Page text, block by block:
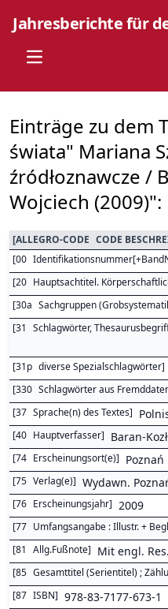
Jahresberichte für
Open main menu
Einträge zu dem
świata" Mariana
źródłoznawcze /
Wojciech (2009)":
[ALLEGRO-CODE CODE
[00
[20 Hauptsachtitel.
[30a Sachgruppen
[31 Schlagwörter,
[31p diverse Spezialschlagwörter]
[330 Schlagwörter aus
[37 Sprache(n) des Textes]
[40 Hauptverfasser] Baran-
[74 Erscheinungsort(e)] Poznań
[75 Verlag(e)] Wydawn.
[76 Erscheinungsjahr] 2009
[77 Umfangsangabe : Illustr. +
[81 Allg.Fußnote] Mit engl.
[85 Gesamttitel (Serientitel) ;
[87 ISBN] 978-83-7177-673-1